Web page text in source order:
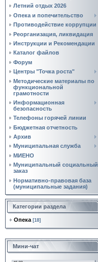
Летний отдых 2026
Опека и попечительство
Противодействие коррупции
Реорганизация, ликвидация
Инструкции и Рекомендации
Каталог файлов
Форум
Центры "Точка роста"
Методические материалы по
функциональной
грамотности
Информационная
безопасность
Телефоны горячей линии
Бюджетная отчетность
Архив
Муниципальная служба
МИЕНО
Муниципальный социальный
заказ
Нормативно‑правовая база
(муниципальные задания)
Категории раздела
Опека [18]
Мини-чат